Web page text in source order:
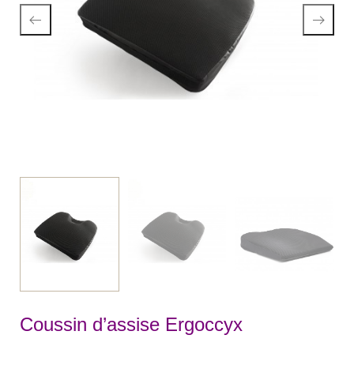
Coussin d’assise Ergoccyx